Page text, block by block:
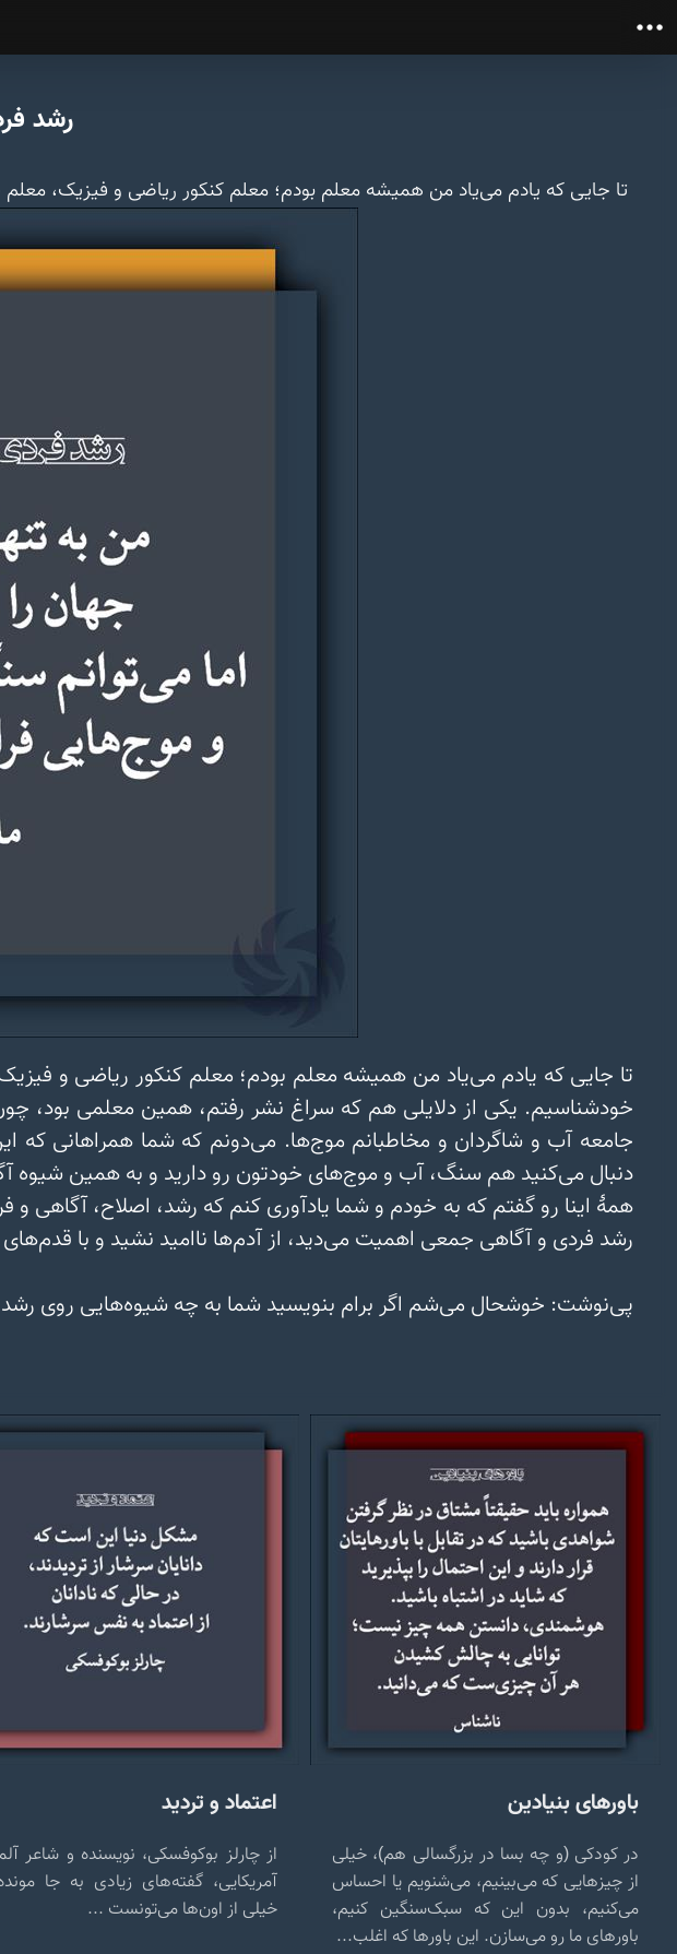
رشد
تا جایی که یادم می‌یاد من همیشه معلم بودم؛ معلم کنکور ریاضی و فیزیک،
پی‌نوشت: خوشحال می‌شم اگر برام بنویسید شما به چه شیوه‌هایی روی رشد خودتون کار می‌کنید و چه طور موج‌های کوچیک آگاهی رو درست می‌کنید.‌
باورهای بنیادین
در کودکی (و چه بسا در بزرگسالی هم)، خیلی
از چیزهایی که می‌بینیم، می‌شنویم یا احساس
می‌کنیم، بدون این که سبک‌سنگین کنیم،
باورهای ما رو می‌سازن. این باورها که اغلب...
اعتماد و تردید
از چارلز بوکوفسکی، نویسنده و شاعر
آمریکایی، گفته‌های زیادی به جا
خیلی از اون‌ها می‌تونست ...